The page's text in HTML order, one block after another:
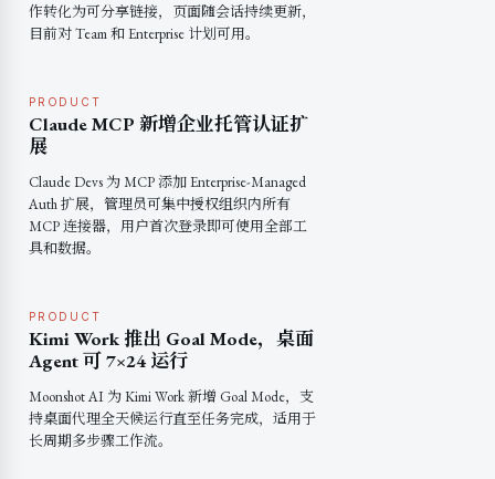
作转化为可分享链接，页面随会话持续更新，
目前对 Team 和 Enterprise 计划可用。
PRODUCT
Claude MCP 新增企业托管认证扩
展
Claude Devs 为 MCP 添加 Enterprise-Managed
Auth 扩展，管理员可集中授权组织内所有
MCP 连接器，用户首次登录即可使用全部工
具和数据。
PRODUCT
Kimi Work 推出 Goal Mode，桌面
Agent 可 7×24 运行
Moonshot AI 为 Kimi Work 新增 Goal Mode，支
持桌面代理全天候运行直至任务完成，适用于
长周期多步骤工作流。